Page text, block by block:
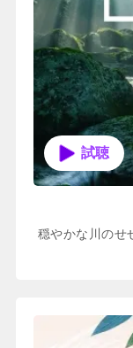
穏やかな川のせ